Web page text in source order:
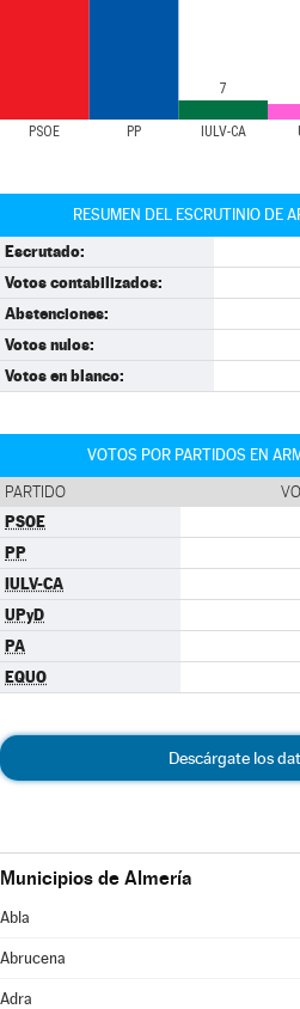
PSOE PP IULV-CA
7
RESUMEN DEL ESCRUTINIO DE
Escrutado:
Votos contabilizados:
Abstenciones:
Votos nulos:
Votos en blanco:
VOTOS POR PARTIDOS EN
PARTIDO
PSOE
PP
IULV-CA
UPyD
PA
EQUO
Descárgate los
Municipios de Almería
Abla
Abrucena
Adra